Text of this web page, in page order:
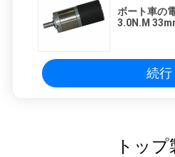
ボート車の
3.0N.M
続行
トップ